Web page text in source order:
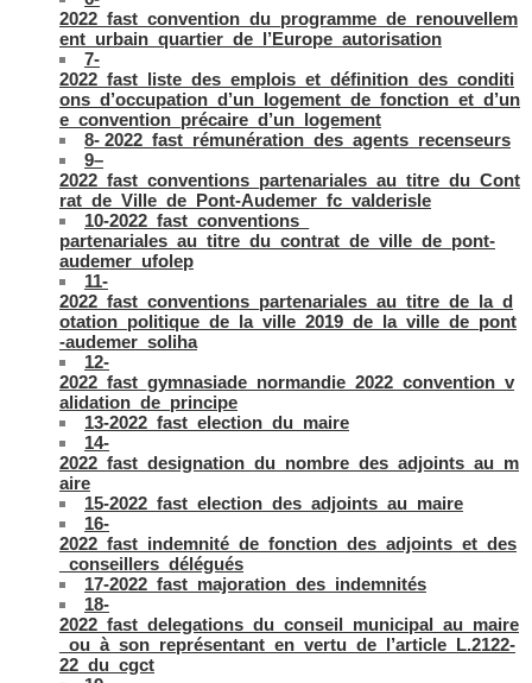
2022_fast_convention_du_programme_de_renouvellem
ent_urbain_quartier_de_l’Europe_autorisation
7-
2022_fast_liste_des_emplois_et_définition_des_conditi
ons_d’occupation_d’un_logement_de_fonction_et_d’un
e_convention_précaire_d’un_logement
8- 2022_fast_rémunération_des_agents_recenseurs
9–
2022_fast_conventions_partenariales_au_titre_du_Cont
rat_de_Ville_de_Pont-Audemer_fc_valderisle
10-2022_fast_conventions_
partenariales_au_titre_du_contrat_de_ville_de_pont-
audemer_ufolep
11-
2022_fast_conventions_partenariales_au_titre_de_la_d
otation_politique_de_la_ville_2019_de_la_ville_de_pont
-audemer_soliha
12-
2022_fast_gymnasiade_normandie_2022_convention_v
alidation_de_principe
13-2022_fast_election_du_maire
14-
2022_fast_designation_du_nombre_des_adjoints_au_m
aire
15-2022_fast_election_des_adjoints_au_maire
16-
2022_fast_indemnité_de_fonction_des_adjoints_et_des
_conseillers_délégués
17-2022_fast_majoration_des_indemnités
18-
2022_fast_delegations_du_conseil_municipal_au_maire
_ou_à_son_représentant_en_vertu_de_l’article_L.2122-
22_du_cgct